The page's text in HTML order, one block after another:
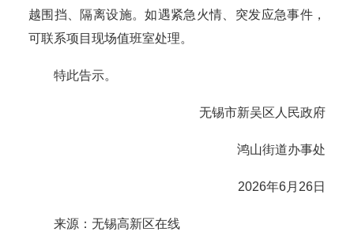
越围挡、隔离设施。如遇紧急火情、突发应急事件，
可联系项目现场值班室处理。
特此告示。
无锡市新吴区人民政府
鸿山街道办事处
2026年6月26日
来源：无锡高新区在线